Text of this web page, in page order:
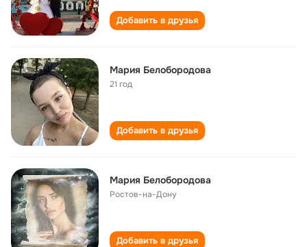
Добавить в друзья
Мария Белобородова
21 год
Добавить в друзья
Мария Белобородова
Ростов-на-Дону
Добавить в друзья